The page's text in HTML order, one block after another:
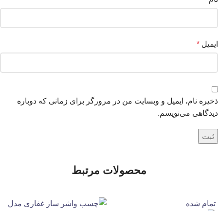
ایمیل *
ذخیره نام، ایمیل و وبسایت من در مرورگر برای زمانی که دوباره
دیدگاهی می‌نویسم.
محصولات مرتبط
تمام شده